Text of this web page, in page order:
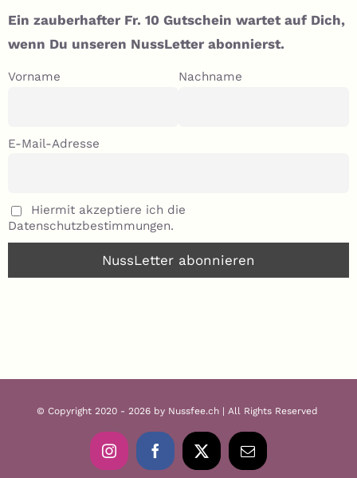
Ein zauberhafter Fr. 10 Gutschein wartet auf Dich,
wenn Du unseren NussLetter abonnierst.
Vorname Nachname
E-Mail-Adresse
Hiermit akzeptiere ich die
Datenschutzbestimmungen.
© Copyright 2020 - 2026 by Nussfee.ch | All Rights Reserved
InstagramFacebook
X Email